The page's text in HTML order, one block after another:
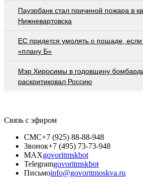
Пауэрбанк стал причиной пожара в
Нижневартовска
EC придется умолять о пощаде,
«плану Б»
Мэр Хиросимы в годовщину
раскритиковал Россию
Связь с эфиром
СМС+7 (925) 88-88-948
Звонок+7 (495) 73-73-948
MAXgovoritmskbot
Telegramgovoritmskbot
Письмоinfo@govoritmoskva.ru